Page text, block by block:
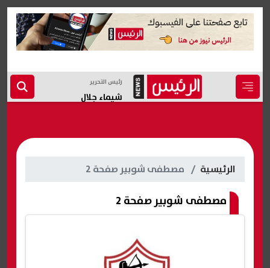
رئيس التحرير
شيماء جلال
الرئيسية مصطفى شوبير صفحة 2
مصطفى شوبير صفحة 2